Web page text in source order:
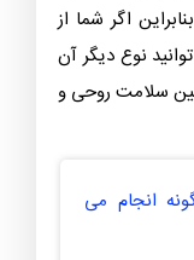
اگر شما از
نوع دیگر آن
سلامت روحی و
انجام می